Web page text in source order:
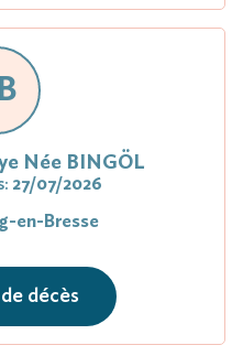
Née BINGÖL
27/07/2026
en-Bresse
décès